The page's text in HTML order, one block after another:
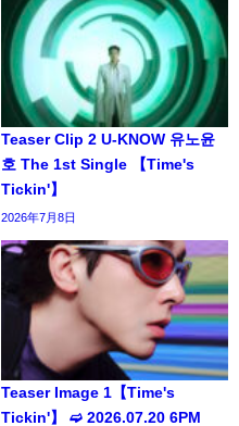
Teaser Clip 2 U-KNOW 유노윤
호 The 1st Single 【Time's
Tickin'】
2026年7月8日
Teaser Image 1【Time's
Tickin'】 ➫ 2026.07.20 6PM